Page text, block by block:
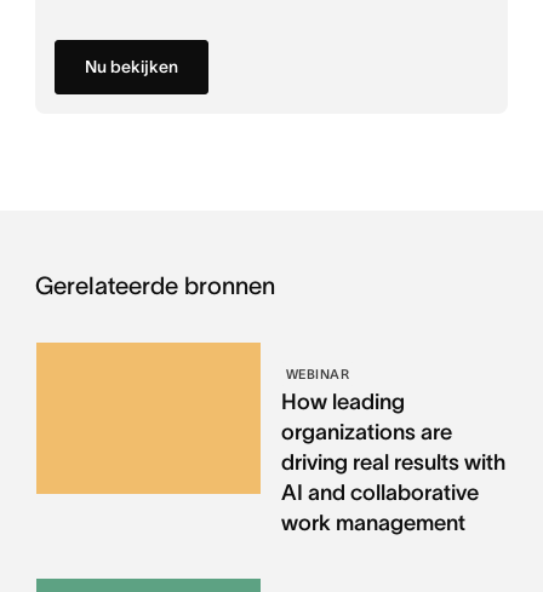
Nu bekijken
Gerelateerde bronnen
WEBINAR
How leading
organizations are
driving real results with
AI and collaborative
work management